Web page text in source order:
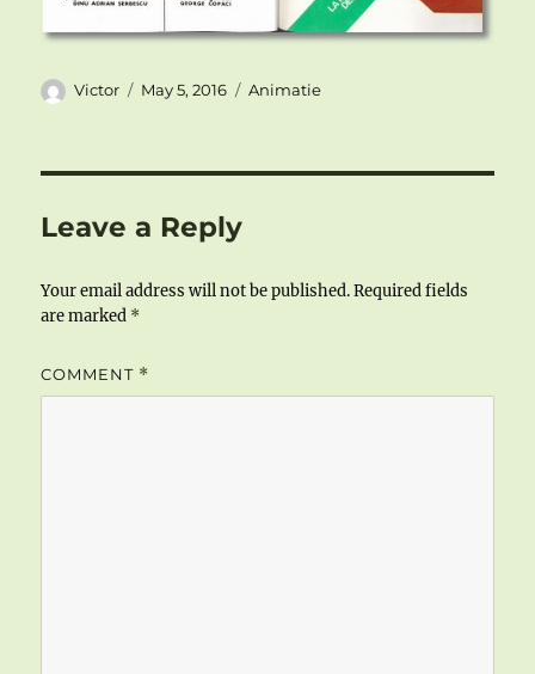
Author
Victor
Posted
May 5, 2016 Categories
Animatie
Leave a Reply
Your email address will not be published. Required fields
are marked *
COMMENT *